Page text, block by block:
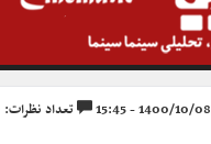
تعداد نظرات: ۰ نظر